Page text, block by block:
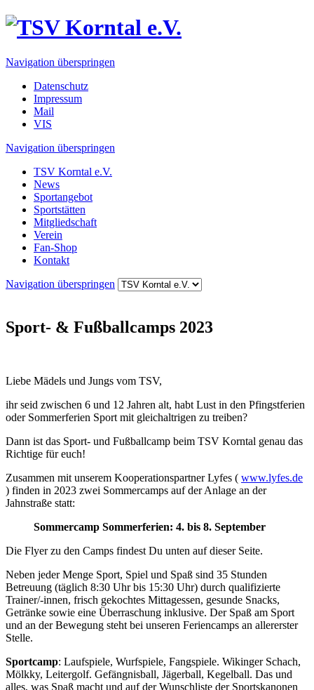
Navigation überspringen
Datenschutz
Impressum
Mail
VIS
Navigation überspringen
TSV Korntal e.V.
News
Sportangebot
Sportstätten
Mitgliedschaft
Verein
Fan-Shop
Kontakt
Navigation überspringen
Sport- & Fußballcamps 2023
Liebe Mädels und Jungs vom TSV,
ihr seid zwischen 6 und 12 Jahren alt, habt Lust in den Pfingstferien
oder Sommerferien Sport mit gleichaltrigen zu treiben?
Dann ist das Sport- und Fußballcamp beim TSV Korntal genau das
Richtige für euch!
Zusammen mit unserem Kooperationspartner Lyfes ( www.lyfes.de
) finden in 2023 zwei Sommercamps auf der Anlage an der
Jahnstraße statt:
Sommercamp Sommerferien: 4. bis 8. September
Die Flyer zu den Camps findest Du unten auf dieser Seite.
Neben jeder Menge Sport, Spiel und Spaß sind 35 Stunden
Betreuung (täglich 8:30 Uhr bis 15:30 Uhr) durch qualifizierte
Trainer/-innen, frisch gekochtes Mittagessen, gesunde Snacks,
Getränke sowie eine Überraschung inklusive. Der Spaß am Sport
und an der Bewegung steht bei unseren Feriencamps an allererster
Stelle.
Sportcamp: Laufspiele, Wurfspiele, Fangspiele. Wikinger Schach,
Mölkky, Leitergolf. Gefängnisball, Jägerball, Kegelball. Das und
alles, was Spaß macht und auf der Wunschliste der Sportskanonen